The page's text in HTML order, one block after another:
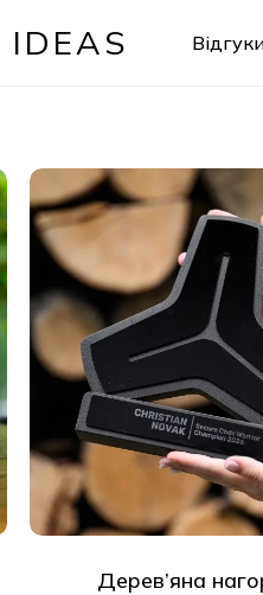
IDEAS Кошик
Дерев’яна